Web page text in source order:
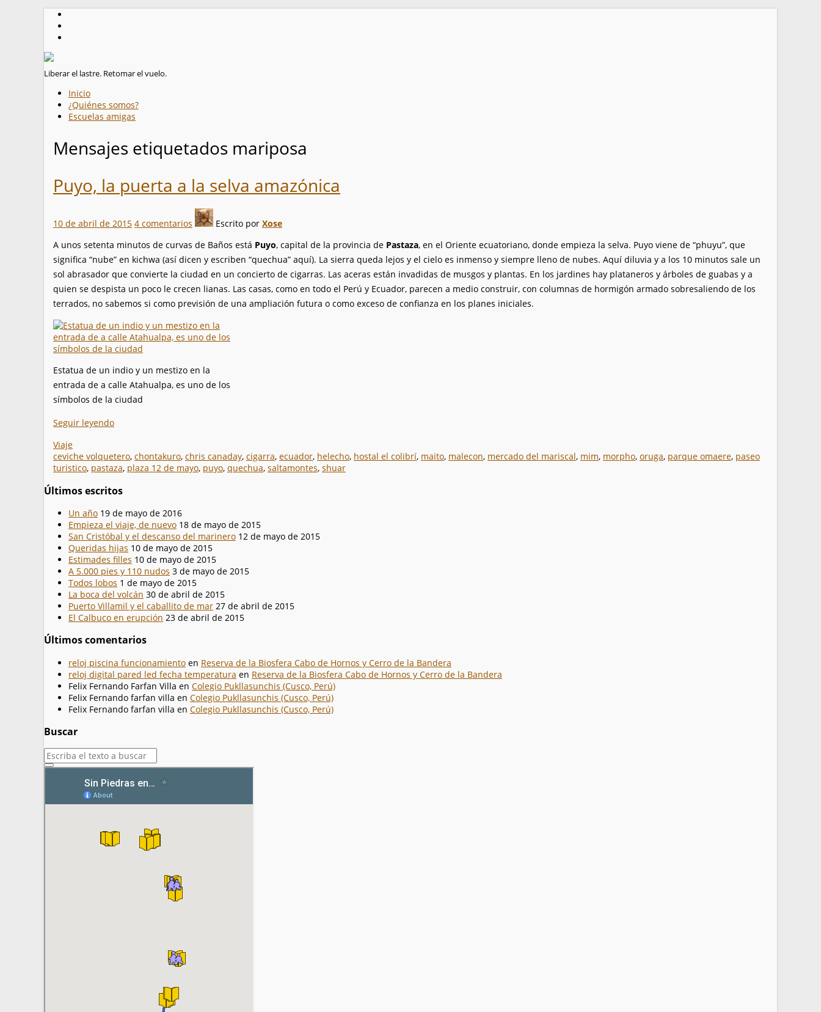
Liberar el lastre. Retomar el vuelo.
Inicio
¿Quiénes somos?
Escuelas amigas
Mensajes etiquetados mariposa
Puyo, la puerta a la selva amazónica
10 de abril de 2015 4 comentarios Escrito por Xose
A unos setenta minutos de curvas de Baños está Puyo, capital de la provincia de Pastaza, en el Oriente ecuatoriano, donde empieza la selva. Puyo viene de “phuyu”, que
significa “nube” en kichwa (así dicen y escriben “quechua” aquí). La sierra queda lejos y el cielo es inmenso y siempre lleno de nubes. Aquí diluvia y a los 10 minutos sale un
sol abrasador que convierte la ciudad en un concierto de cigarras. Las aceras están invadidas de musgos y plantas. En los jardines hay plataneros y árboles de guabas y a
quien se despista un poco le crecen lianas. Las casas, como en todo el Perú y Ecuador, parecen a medio construir, con columnas de hormigón armado sobresaliendo de los
terrados, no sabemos si como previsión de una ampliación futura o como exceso de confianza en los planes iniciales.
Estatua de un indio y un mestizo en la
entrada de a calle Atahualpa, es uno de los
símbolos de la ciudad
Seguir leyendo
Viaje
ceviche volquetero, chontakuro, chris canaday, cigarra, ecuador, helecho, hostal el colibrí, maito, malecon, mercado del mariscal, mim, morpho, oruga, parque omaere, paseo
turistico, pastaza, plaza 12 de mayo, puyo, quechua, saltamontes, shuar
Últimos escritos
Un año 19 de mayo de 2016
Empieza el viaje, de nuevo 18 de mayo de 2015
San Cristóbal y el descanso del marinero 12 de mayo de 2015
Queridas hijas 10 de mayo de 2015
Estimades filles 10 de mayo de 2015
A 5.000 pies y 110 nudos 3 de mayo de 2015
Todos lobos 1 de mayo de 2015
La boca del volcán 30 de abril de 2015
Puerto Villamil y el caballito de mar 27 de abril de 2015
El Calbuco en erupción 23 de abril de 2015
Últimos comentarios
reloj piscina funcionamiento en Reserva de la Biosfera Cabo de Hornos y Cerro de la Bandera
reloj digital pared led fecha temperatura en Reserva de la Biosfera Cabo de Hornos y Cerro de la Bandera
Felix Fernando Farfan Villa en Colegio Pukllasunchis (Cusco, Perú)
Felix Fernando farfan villa en Colegio Pukllasunchis (Cusco, Perú)
Felix Fernando farfan villa en Colegio Pukllasunchis (Cusco, Perú)
Buscar